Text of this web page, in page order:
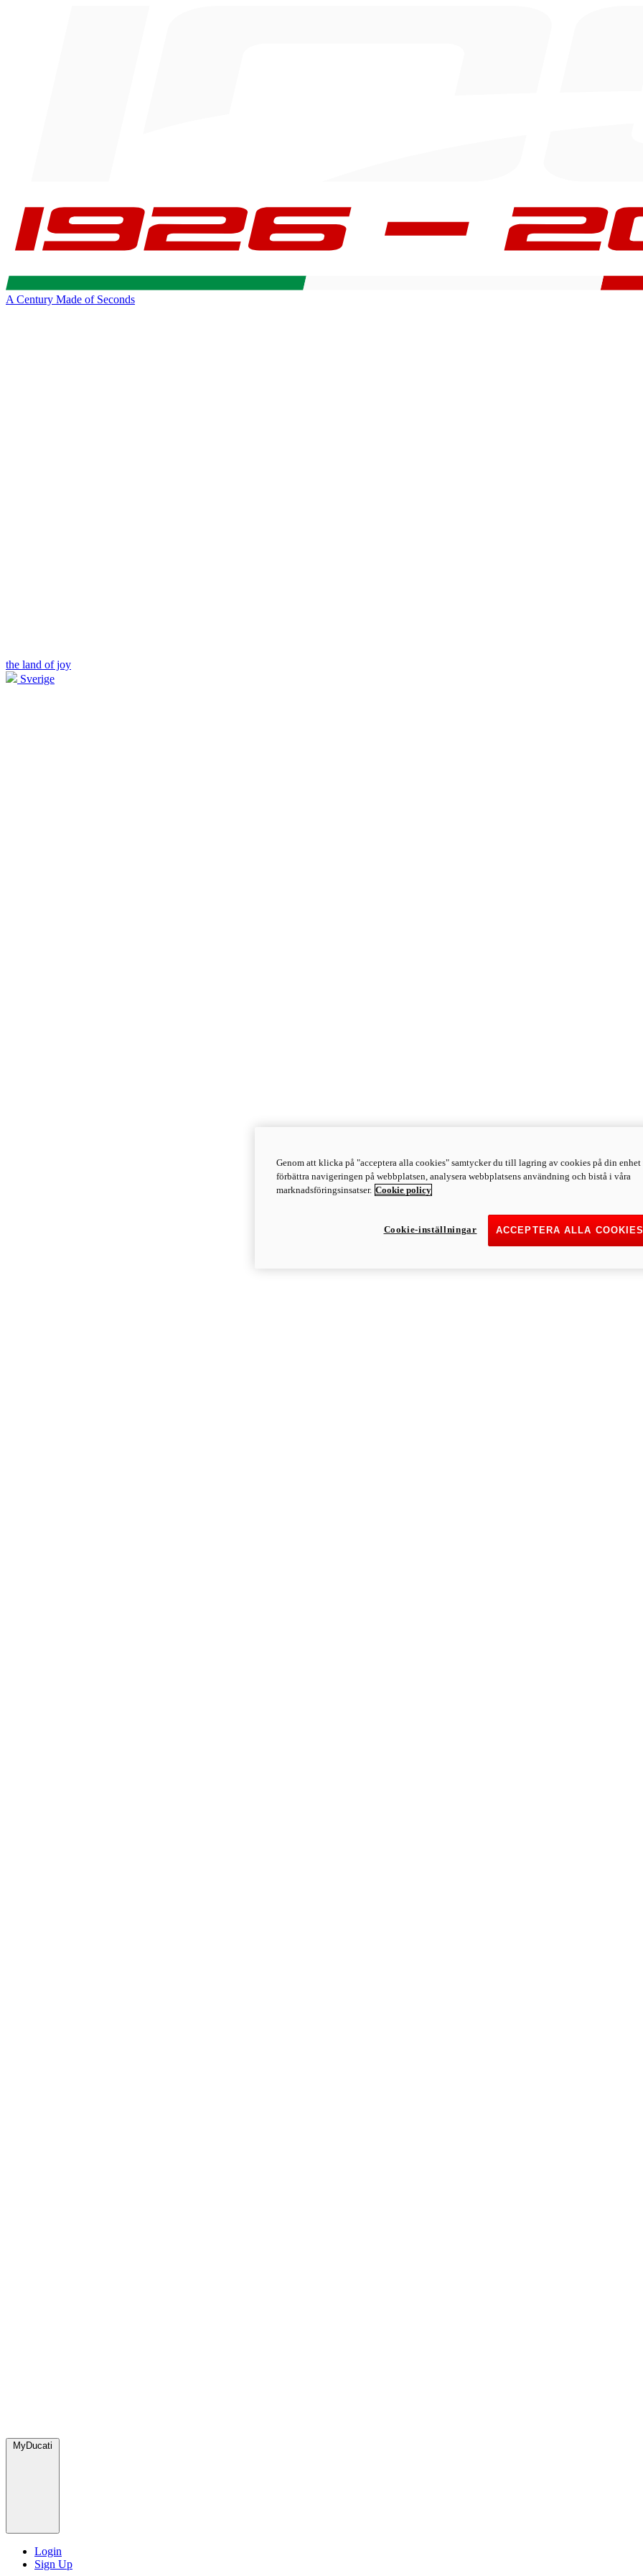
A Century Made of Seconds
the land of joy
Sverige
MyDucati
Login
Sign Up
Genom att klicka på "acceptera alla cookies" samtycker du till lagring av cookies på din enhet
förbättra navigeringen på webbplatsen, analysera webbplatsens användning och bistå i våra
marknadsföringsinsatser. Cookie policy
ACCEPTERA ALLA COOKIES
Cookie-inställningar